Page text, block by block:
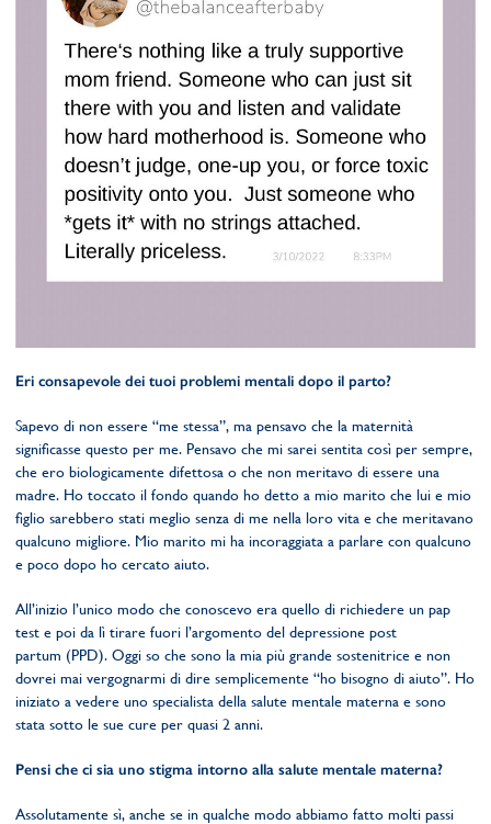
Eri consapevole dei tuoi problemi mentali dopo il parto?
Sapevo di non essere “me stessa”, ma pensavo che la maternità
significasse questo per me. Pensavo che mi sarei sentita così per sempre,
che ero biologicamente difettosa o che non meritavo di essere una
madre. Ho toccato il fondo quando ho detto a mio marito che lui e mio
figlio sarebbero stati meglio senza di me nella loro vita e che meritavano
qualcuno migliore. Mio marito mi ha incoraggiata a parlare con qualcuno
e poco dopo ho cercato aiuto.
All’inizio l’unico modo che conoscevo era quello di richiedere un pap
test e poi da lì tirare fuori l’argomento del depressione post
partum (PPD). Oggi so che sono la mia più grande sostenitrice e non
dovrei mai vergognarmi di dire semplicemente “ho bisogno di aiuto”. Ho
iniziato a vedere uno specialista della salute mentale materna e sono
stata sotto le sue cure per quasi 2 anni.
Pensi che ci sia uno stigma intorno alla salute mentale materna?
Assolutamente sì, anche se in qualche modo abbiamo fatto molti passi